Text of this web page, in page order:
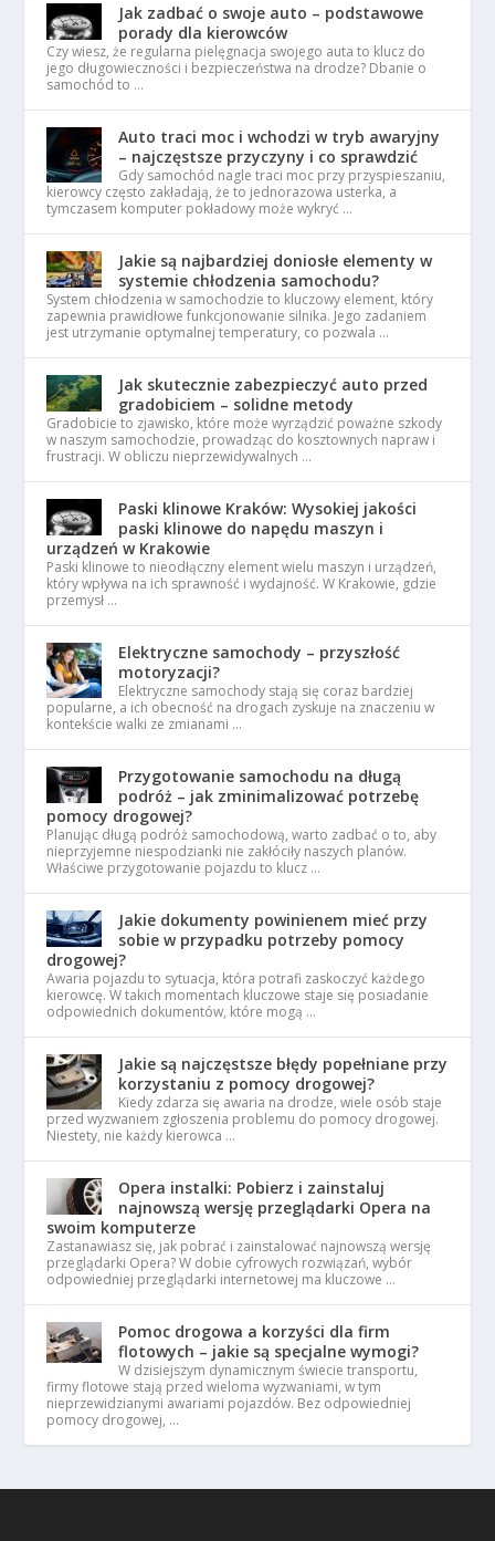
Jak zadbać o swoje auto – podstawowe
porady dla kierowców
Czy wiesz, że regularna pielęgnacja swojego auta to klucz do
jego długowieczności i bezpieczeństwa na drodze? Dbanie o
samochód to …
Auto traci moc i wchodzi w tryb awaryjny
– najczęstsze przyczyny i co sprawdzić
Gdy samochód nagle traci moc przy przyspieszaniu,
kierowcy często zakładają, że to jednorazowa usterka, a
tymczasem komputer pokładowy może wykryć …
Jakie są najbardziej doniosłe elementy w
systemie chłodzenia samochodu?
System chłodzenia w samochodzie to kluczowy element, który
zapewnia prawidłowe funkcjonowanie silnika. Jego zadaniem
jest utrzymanie optymalnej temperatury, co pozwala …
Jak skutecznie zabezpieczyć auto przed
gradobiciem – solidne metody
Gradobicie to zjawisko, które może wyrządzić poważne szkody
w naszym samochodzie, prowadząc do kosztownych napraw i
frustracji. W obliczu nieprzewidywalnych …
Paski klinowe Kraków: Wysokiej jakości
paski klinowe do napędu maszyn i
urządzeń w Krakowie
Paski klinowe to nieodłączny element wielu maszyn i urządzeń,
który wpływa na ich sprawność i wydajność. W Krakowie, gdzie
przemysł …
Elektryczne samochody – przyszłość
motoryzacji?
Elektryczne samochody stają się coraz bardziej
popularne, a ich obecność na drogach zyskuje na znaczeniu w
kontekście walki ze zmianami …
Przygotowanie samochodu na długą
podróż – jak zminimalizować potrzebę
pomocy drogowej?
Planując długą podróż samochodową, warto zadbać o to, aby
nieprzyjemne niespodzianki nie zakłóciły naszych planów.
Właściwe przygotowanie pojazdu to klucz …
Jakie dokumenty powinienem mieć przy
sobie w przypadku potrzeby pomocy
drogowej?
Awaria pojazdu to sytuacja, która potrafi zaskoczyć każdego
kierowcę. W takich momentach kluczowe staje się posiadanie
odpowiednich dokumentów, które mogą …
Jakie są najczęstsze błędy popełniane przy
korzystaniu z pomocy drogowej?
Kiedy zdarza się awaria na drodze, wiele osób staje
przed wyzwaniem zgłoszenia problemu do pomocy drogowej.
Niestety, nie każdy kierowca …
Opera instalki: Pobierz i zainstaluj
najnowszą wersję przeglądarki Opera na
swoim komputerze
Zastanawiasz się, jak pobrać i zainstalować najnowszą wersję
przeglądarki Opera? W dobie cyfrowych rozwiązań, wybór
odpowiedniej przeglądarki internetowej ma kluczowe …
Pomoc drogowa a korzyści dla firm
flotowych – jakie są specjalne wymogi?
W dzisiejszym dynamicznym świecie transportu,
firmy flotowe stają przed wieloma wyzwaniami, w tym
nieprzewidzianymi awariami pojazdów. Bez odpowiedniej
pomocy drogowej, …